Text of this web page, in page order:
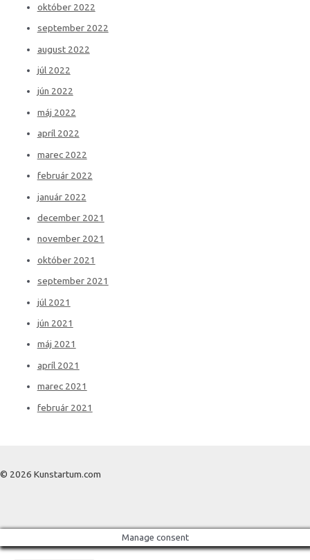
október 2022
september 2022
august 2022
júl 2022
jún 2022
máj 2022
apríl 2022
marec 2022
február 2022
január 2022
december 2021
november 2021
október 2021
september 2021
júl 2021
jún 2021
máj 2021
apríl 2021
marec 2021
február 2021
© 2026 Kunstartum.com
Manage consent